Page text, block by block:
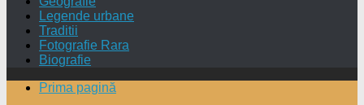
Legende urbane
Traditii
Fotografie Rara
Biografie
Prima pagină